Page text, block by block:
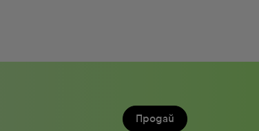
Продай